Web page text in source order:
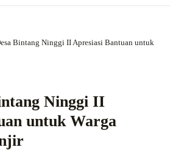
Bintang Ninggi II Apresiasi Bantuan untuk
Ninggi II
untuk Warga